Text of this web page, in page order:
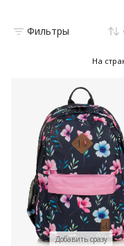
Фильтры
На
Добавить сразу